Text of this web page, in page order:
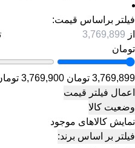
فیلتر براساس قیمت:
از
تومان
3,769,899 تومان
3,769,900 تومان
اعمال فیلتر قیمت
وضعیت کالا
نمایش کالاهای موجود
فیلتر بر اساس برند: